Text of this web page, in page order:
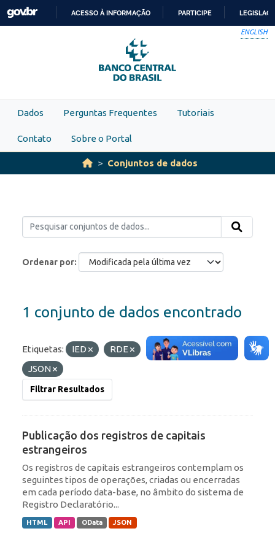
Skip to main content
PARA
O
CONTEÚDO
ACESSO À INFORMAÇÃO PARTICIPE
ENGLISH
Dados Perguntas Frequentes Tutoriais
Contato Sobre o Portal
Conjuntos de dados
Ordenar por
1 conjunto de dados encontrado
Etiquetas: IED RDE Formatos:
HTML
JSON
Filtrar Resultados
Publicação dos registros de capitais
estrangeiros
Os registros de capitais estrangeiros contemplam os
seguintes tipos de operações, criadas ou encerradas
em cada período data-base, no âmbito do sistema de
Registro Declaratório...
HTML API OData JSON